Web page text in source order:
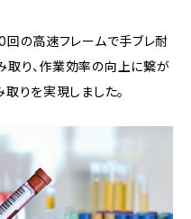
回の高速フレームで手ブレ耐
り、作業効率の向上に繋が
取りを実現しました。